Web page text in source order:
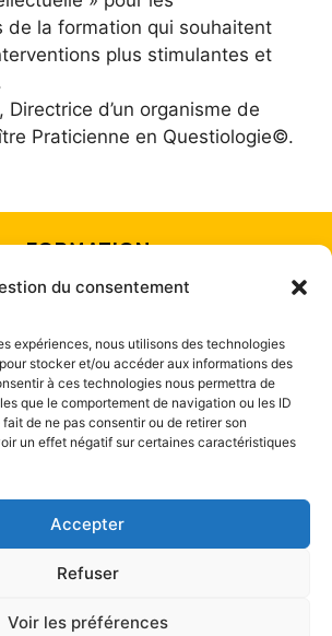
du consentement
expériences, nous utilisons des technologies
stocker et/ou accéder aux informations des
à ces technologies nous permettra de
que le comportement de navigation ou les ID
de ne pas consentir ou de retirer son
un effet négatif sur certaines caractéristiques
Accepter
Refuser
Voir les préférences
de la formation qui souhaitent
plus stimulantes et
Directrice d’un organisme de
Praticienne en Questiologie©.
FORMATION
& COACHING
MESURE
délivrée au titre de
la catégorie : actions
Marine Breton – Mentions légales